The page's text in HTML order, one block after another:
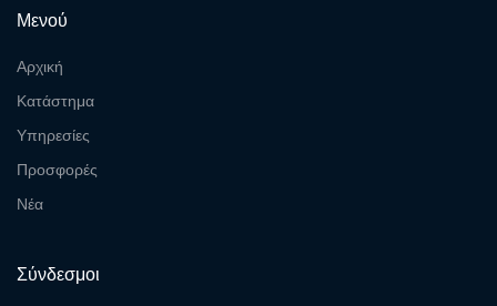
Μενού
Αρχική
Κατάστημα
Υπηρεσίες
Προσφορές
Νέα
Σύνδεσμοι